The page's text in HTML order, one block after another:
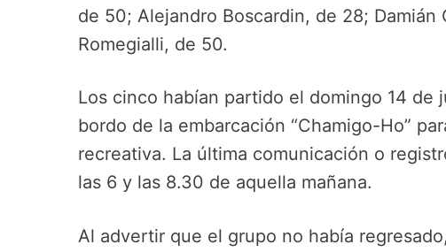
de 50; Alejandro Boscardin, de 28;
Romegialli, de 50.
Los cinco habían partido el domingo 14 de
bordo de la embarcación “Chamigo-Ho”
recreativa. La última comunicación o
las 6 y las 8.30 de aquella mañana.
Al advertir que el grupo no había